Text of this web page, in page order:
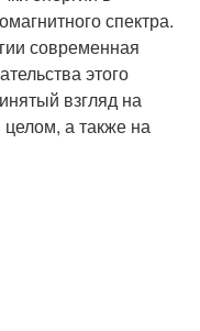
спектра.
современная
этого
взгляд на
а также на